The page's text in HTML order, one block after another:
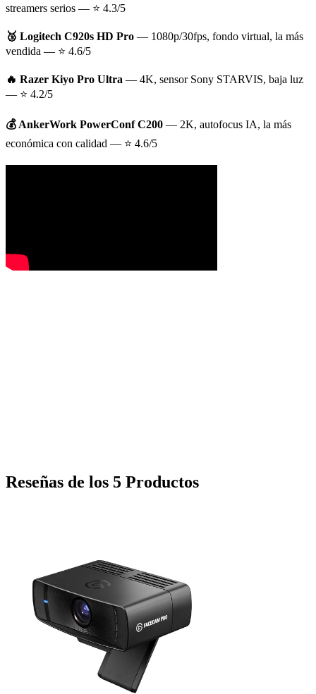
streamers serios — ⭐ 4.3/5
🥉 Logitech C920s HD Pro — 1080p/30fps, fondo virtual, la más
vendida — ⭐ 4.6/5
🔥 Razer Kiyo Pro Ultra — 4K, sensor Sony STARVIS, baja luz
— ⭐ 4.2/5
💰 AnkerWork PowerConf C200 — 2K, autofocus IA, la más
económica con calidad — ⭐ 4.6/5
Reseñas de los 5 Productos